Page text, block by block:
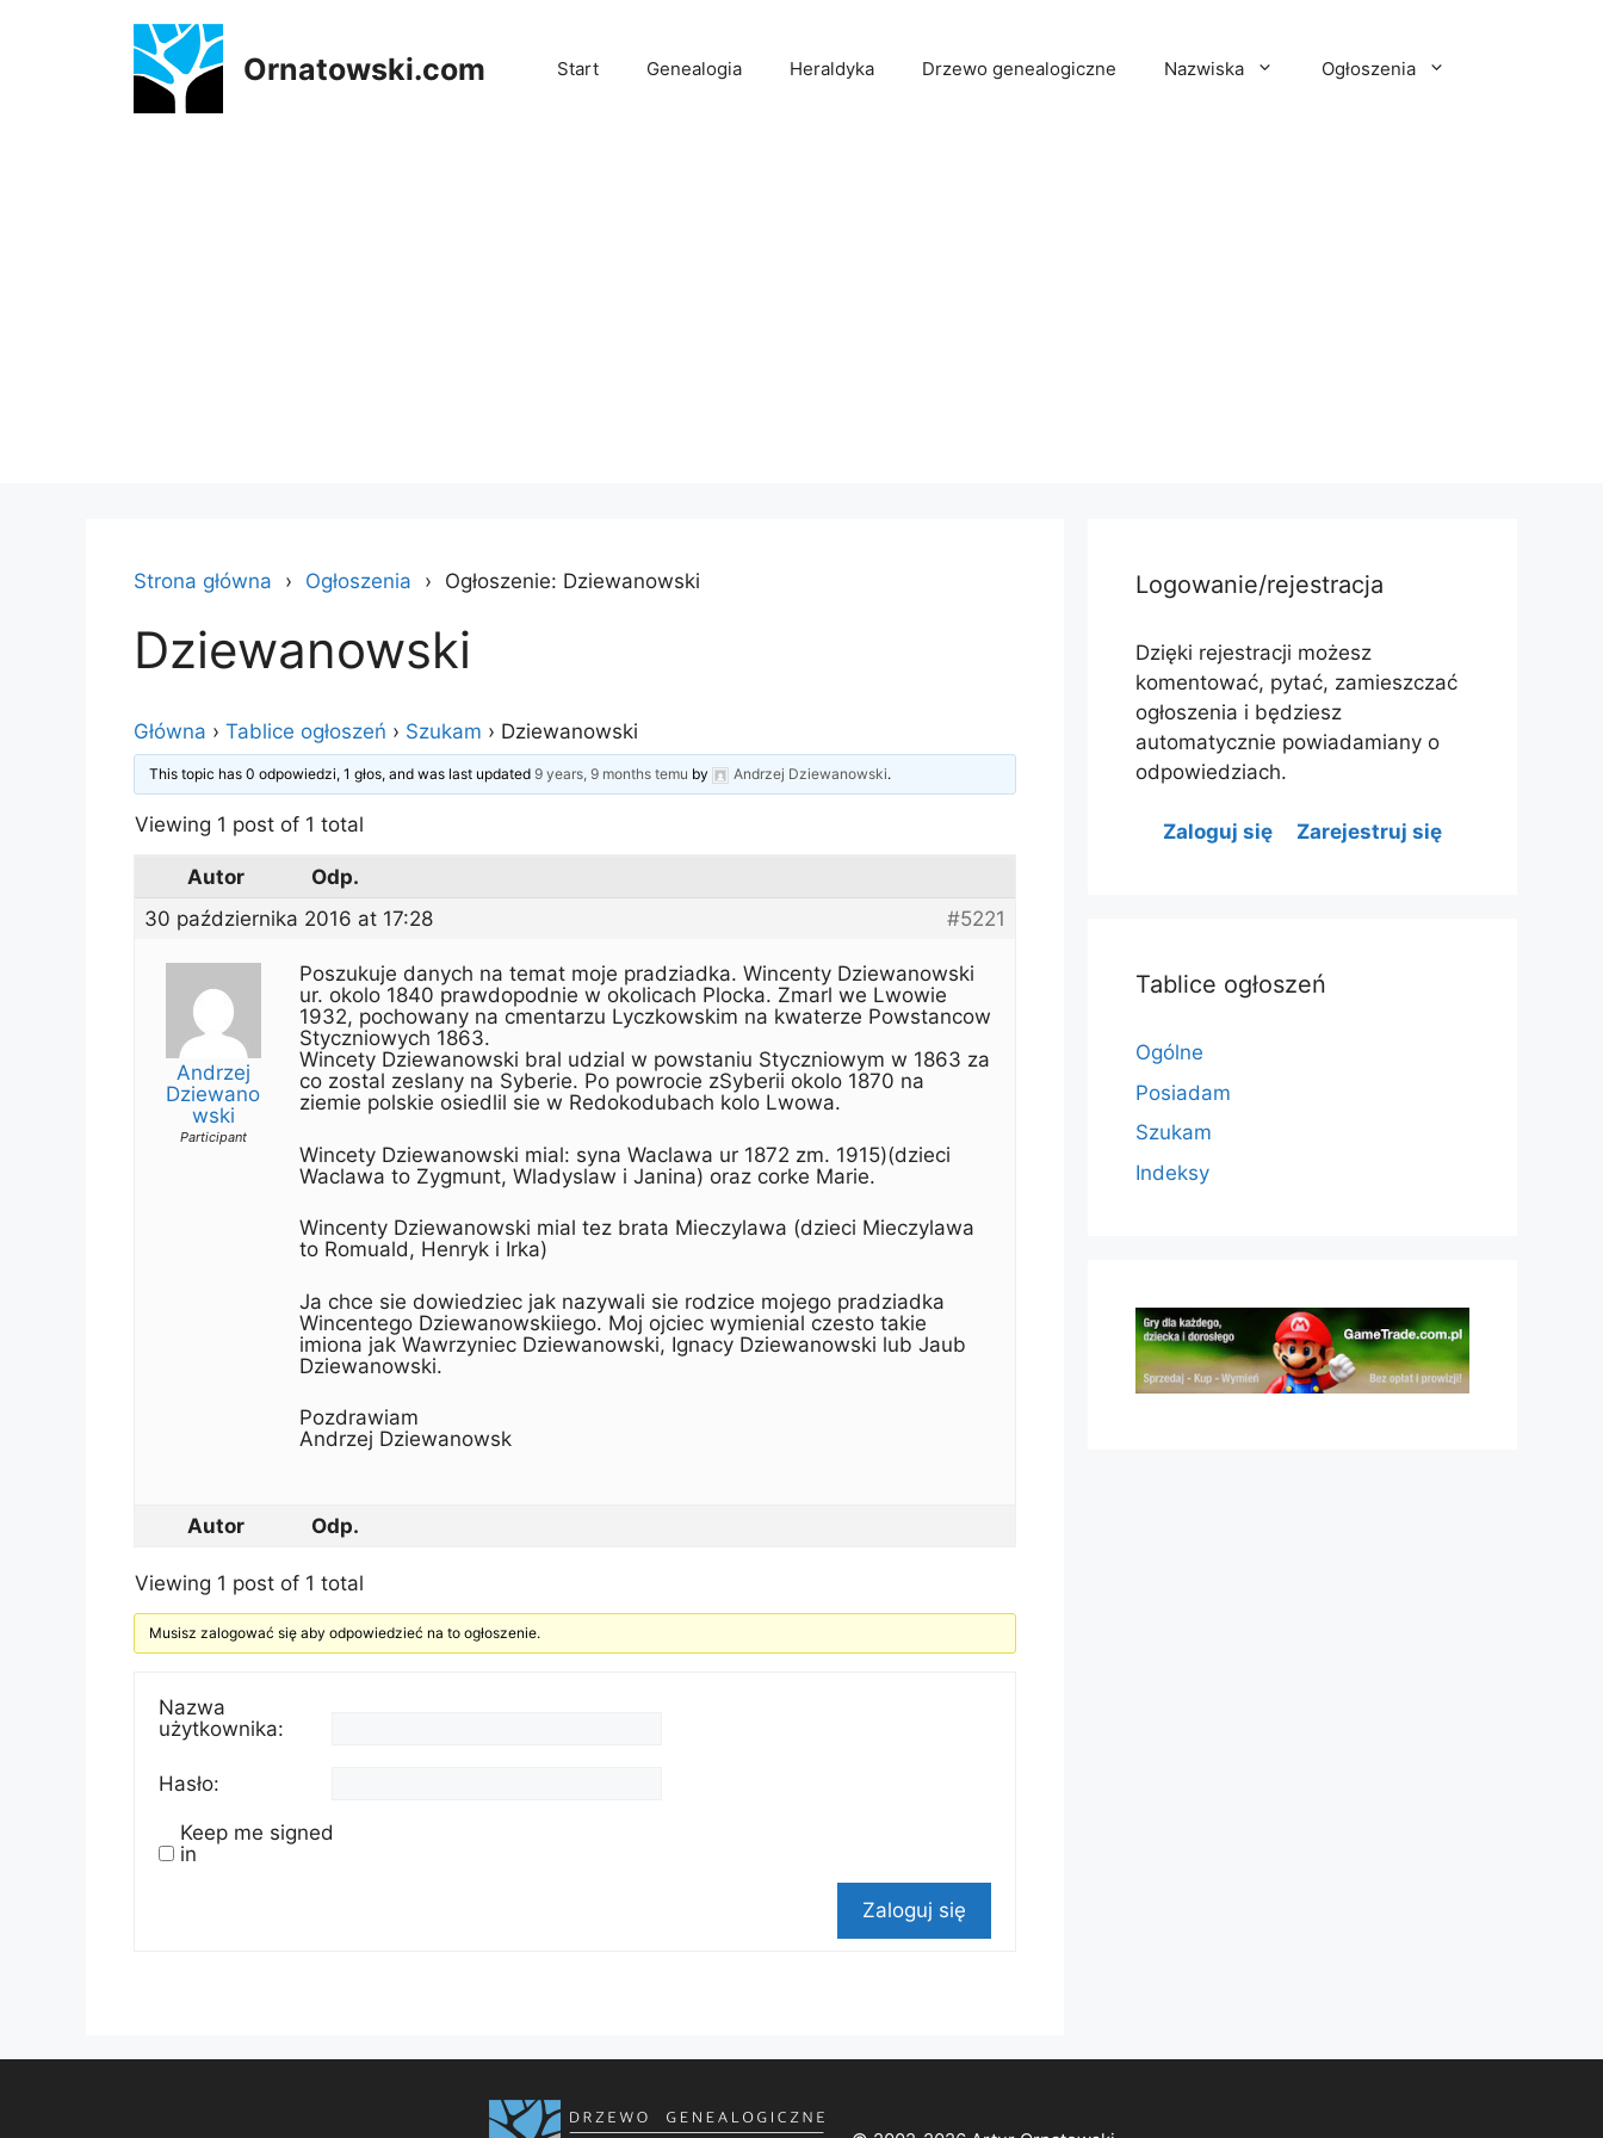
Ornatowski.com Start Genealogia Heraldyka Drzewo genealogiczne Nazwiska Ogłoszenia
Strona główna Ogłoszenia Ogłoszenie: Dziewanowski
Dziewanowski
Główna › Tablice ogłoszeń › Szukam › Dziewanowski
This topic has 0 odpowiedzi, 1 głos, and was last updated9 years, 9 months temu by Andrzej Dziewanowski.
Viewing 1 post of 1 total
Autor
Odp.
30 października 2016 at 17:28
#5221
Andrzej
Dziewano
wski
Participant
Poszukuje danych na temat moje pradziadka. Wincenty Dziewanowski
ur. okolo 1840 prawdopodnie w okolicach Plocka. Zmarl we Lwowie
1932, pochowany na cmentarzu Lyczkowskim na kwaterze Powstancow
Styczniowych 1863.
Wincety Dziewanowski bral udzial w powstaniu Styczniowym w 1863 za
co zostal zeslany na Syberie. Po powrocie zSyberii okolo 1870 na
ziemie polskie osiedlil sie w Redokodubach kolo Lwowa.
Wincety Dziewanowski mial: syna Waclawa ur 1872 zm. 1915)(dzieci
Waclawa to Zygmunt, Wladyslaw i Janina) oraz corke Marie.
Wincenty Dziewanowski mial tez brata Mieczylawa (dzieci Mieczylawa
to Romuald, Henryk i Irka)
Ja chce sie dowiedziec jak nazywali sie rodzice mojego pradziadka
Wincentego Dziewanowskiiego. Moj ojciec wymienial czesto takie
imiona jak Wawrzyniec Dziewanowski, Ignacy Dziewanowski lub Jaub
Dziewanowski.
Pozdrawiam
Andrzej Dziewanowsk
Autor Odp.
Viewing 1 post of 1 total
Musisz zalogować się aby odpowiedzieć na to ogłoszenie.
Nazwa
użytkownika:
Hasło:
Keep me signed
in
Zaloguj się
Logowanie/rejestracja
Dzięki rejestracji możesz
komentować, pytać, zamieszczać
ogłoszenia i będziesz
automatycznie powiadamiany o
odpowiedziach.
Zaloguj się Zarejestruj się
Tablice ogłoszeń
Ogólne
Posiadam
Szukam
Indeksy